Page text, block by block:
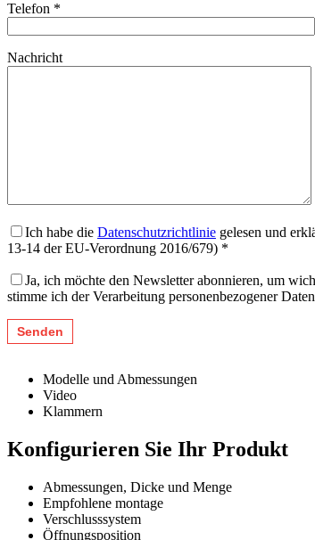
Telefon *
Nachricht
Ich habe die Datenschutzrichtlinie gelesen und
13-14 der EU-Verordnung 2016/679) *
Ja, ich möchte den Newsletter abonnieren, um
stimme ich der Verarbeitung personenbezogener
Modelle und Abmessungen
Video
Klammern
Konfigurieren Sie Ihr Produkt
Abmessungen, Dicke und Menge
Empfohlene montage
Verschlusssystem
Öffnungsposition